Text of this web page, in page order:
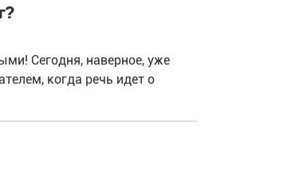
Сегодня, наверное, уже
когда речь идет о